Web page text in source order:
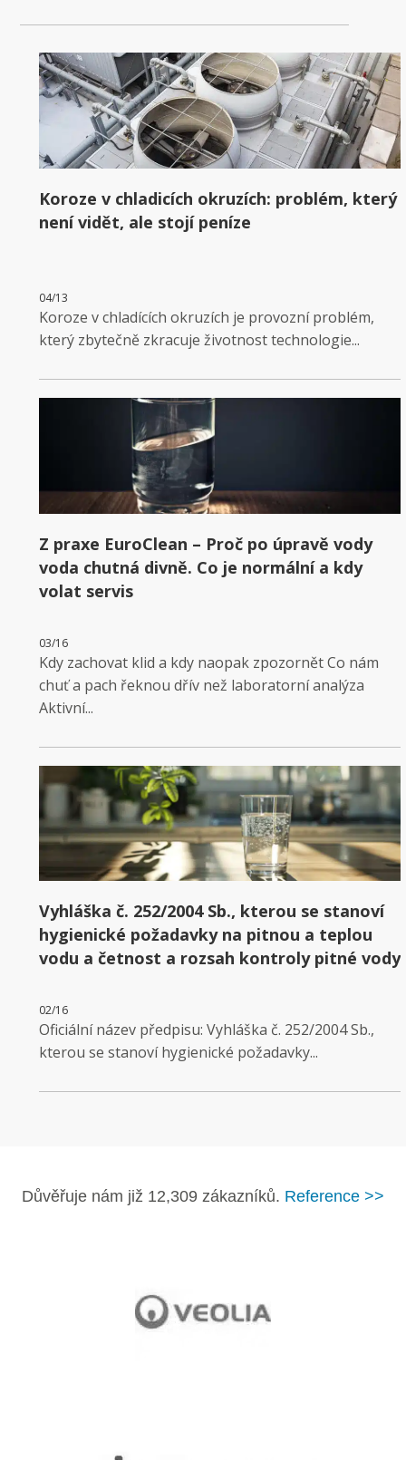
Koroze v chladicích okruzích: problém, který
není vidět, ale stojí peníze
04/13
Koroze v chladících okruzích je provozní problém,
který zbytečně zkracuje životnost technologie...
Z praxe EuroClean – Proč po úpravě vody
voda chutná divně. Co je normální a kdy
volat servis
03/16
Kdy zachovat klid a kdy naopak zpozornět Co nám
chuť a pach řeknou dřív než laboratorní analýza
Aktivní...
Vyhláška č. 252/2004 Sb., kterou se stanoví
hygienické požadavky na pitnou a teplou
vodu a četnost a rozsah kontroly pitné vody
02/16
Oficiální název předpisu: Vyhláška č. 252/2004 Sb.,
kterou se stanoví hygienické požadavky...
Důvěřuje nám již 12,309 zákazníků. Reference >>